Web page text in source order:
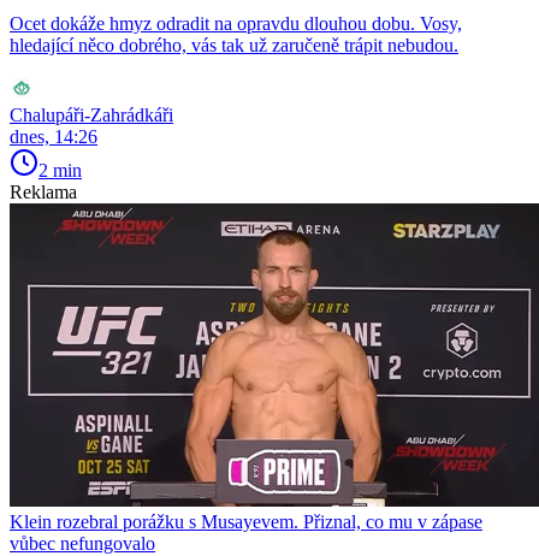
Ocet dokáže hmyz odradit na opravdu dlouhou dobu. Vosy,
hledající něco dobrého, vás tak už zaručeně trápit nebudou.
Chalupáři-Zahrádkáři
dnes, 14:26
2 min
Reklama
Klein rozebral porážku s Musayevem. Přiznal, co mu v zápase
vůbec nefungovalo